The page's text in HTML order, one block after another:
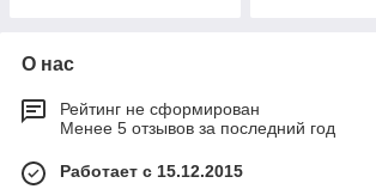
О нас
Рейтинг не сформирован
Менее 5 отзывов за последний год
Работает с 15.12.2015